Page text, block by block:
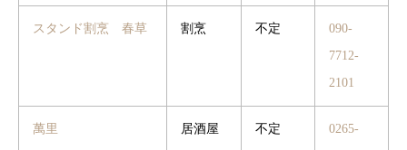
スタンド割烹 春草 割烹 不定
090-
7712-
2101
萬里 居酒屋 不定
0265-